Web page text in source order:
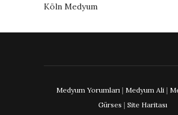
Köln Medyum
Medyum Yorumları | Medyum Ali |
Gürses | Site Haritası